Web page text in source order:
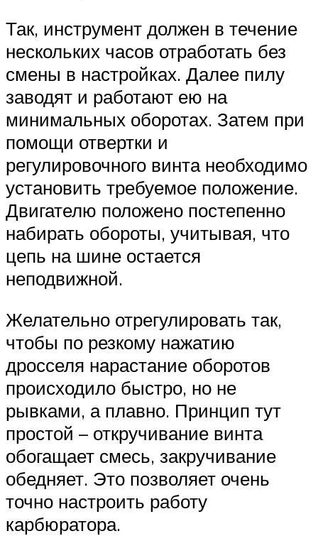
Так, инструмент должен в течение
нескольких часов отработать без
смены в настройках. Далее пилу
заводят и работают ею на
минимальных оборотах. Затем при
помощи отвертки и
регулировочного винта необходимо
установить требуемое положение.
Двигателю положено постепенно
набирать обороты, учитывая, что
цепь на шине остается
неподвижной.
Желательно отрегулировать так,
чтобы по резкому нажатию
дросселя нарастание оборотов
происходило быстро, но не
рывками, а плавно. Принцип тут
простой – откручивание винта
обогащает смесь, закручивание
обедняет. Это позволяет очень
точно настроить работу
карбюратора.